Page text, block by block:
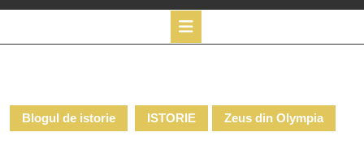
Blogul de istorie ISTORIE Zeus din Olympia